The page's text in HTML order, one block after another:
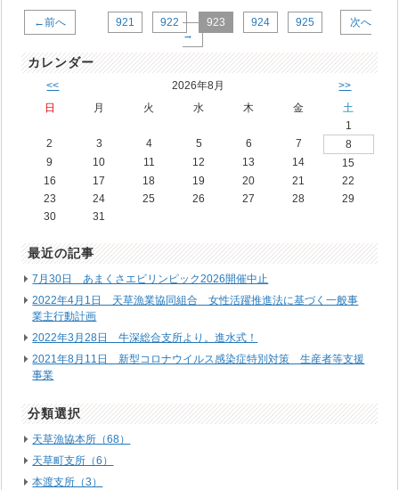
←前へ 921 922 923 924 925
次へ
→
カレンダー
<< 2026年8月 >>
日 月 火 水 木 金
土
1
2
3 4 5 6 7
8
9
10 11 12 13 14
15
16
17 18 19 20 21
22
23
24 25 26 27 28
29
30
31
最近の記事
7月30日 あまくさエビリンピック2026開催中止
2022年4月1日 天草漁業協同組合 女性活躍推進法に基づく一般事
業主行動計画
2022年3月28日 牛深総合支所より。進水式！
2021年8月11日 新型コロナウイルス感染症特別対策 生産者等支援
事業
分類選択
天草漁協本所（68）
天草町支所（6）
本渡支所（3）